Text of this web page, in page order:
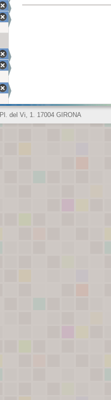
Pl. del Vi, 1. 17004 GIRONA